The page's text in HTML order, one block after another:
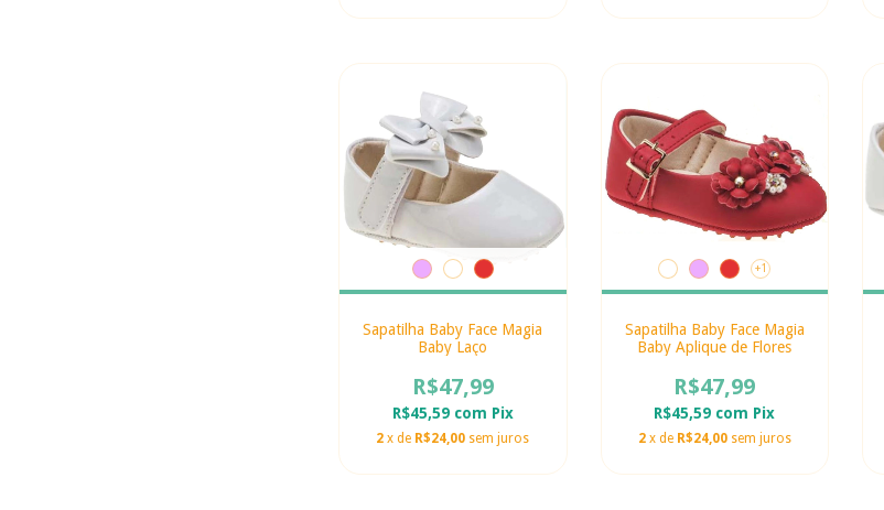
Sapatilha Baby Face Magia
Baby Laço
R$47,99
R$45,59 com Pix
2 x de R$24,00 sem juros
+1
Sapatilha Baby Face Magia
Baby Aplique de Flores
R$47,99
R$45,59 com Pix
2 x de R$24,00 sem juros